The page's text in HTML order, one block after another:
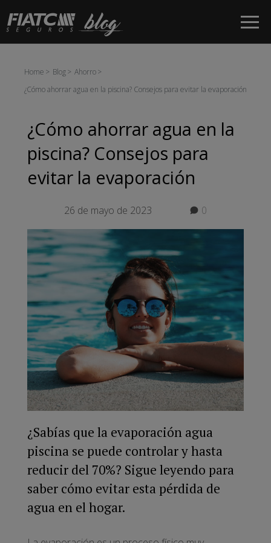
Saltar al contenido principal
Home Blog
Ahorro
¿Cómo ahorrar agua en la piscina? Consejos para evitar la evaporación
¿Cómo ahorrar agua en la
piscina? Consejos para
evitar la evaporación
26 de mayo de 2023 0
¿Sabías que la evaporación agua
piscina se puede controlar y hasta
reducir del 70%? Sigue leyendo para
saber cómo evitar esta pérdida de
agua en el hogar.